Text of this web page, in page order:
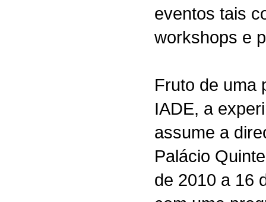
eventos tais
workshops e
Fruto de uma
IADE, a
assume a
Palácio
de 2010 a 16